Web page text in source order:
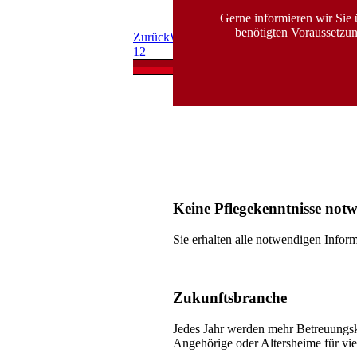
ZurückWeiter
1 2
Gerne informieren wir Sie
benötigten
Keine Pflegekenntnisse
Sie erhalten alle notwendigen
Zukunftsbranche
Jedes Jahr werden mehr
Angehörige oder Altersheime für